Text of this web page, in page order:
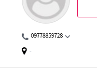
09778859728
-